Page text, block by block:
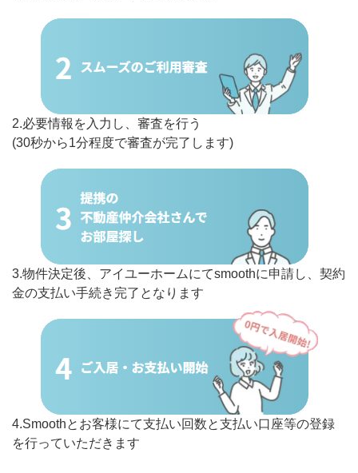
2.必要情報を入力し、審査を行う
(30秒から1分程度で審査が完了します)
3.物件決定後、アイユーホームにてsmoothに申請し、契約
金の支払い手続き完了となります
4.Smoothとお客様にて支払い回数と支払い口座等の登録
を行っていただきます